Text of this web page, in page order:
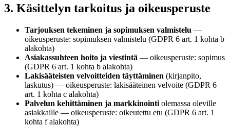
3. Käsittelyn tarkoitus ja oikeusperuste
Tarjouksen tekeminen ja sopimuksen valmistelu —
oikeusperuste: sopimuksen valmistelu (GDPR 6 art. 1 kohta b
alakohta)
Asiakassuhteen hoito ja viestintä — oikeusperuste: sopimus
(GDPR 6 art. 1 kohta b alakohta)
Lakisääteisten velvoitteiden täyttäminen (kirjanpito,
laskutus) — oikeusperuste: lakisääteinen velvoite (GDPR 6
art. 1 kohta c alakohta)
Palvelun kehittäminen ja markkinointi olemassa oleville
asiakkaille — oikeusperuste: oikeutettu etu (GDPR 6 art. 1
kohta f alakohta)